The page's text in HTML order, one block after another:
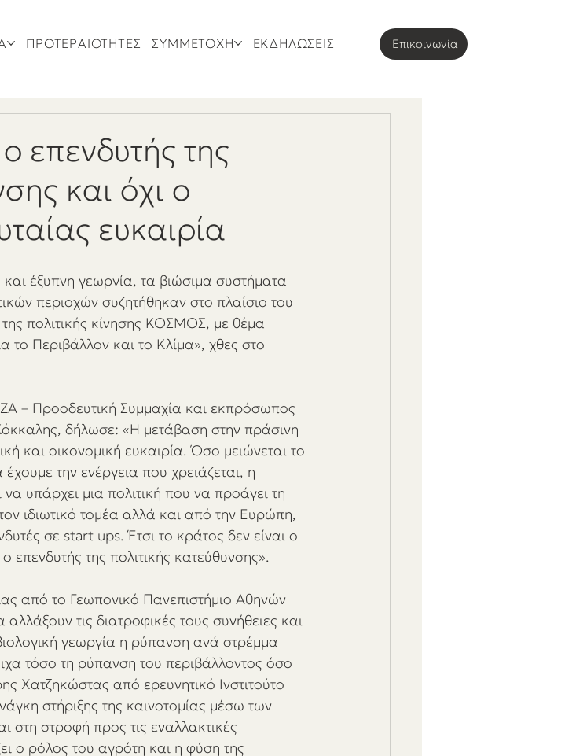
ΠΡΟΤΕΡΑΙΟΤΗΤΕΣ ΣΥΜΜΕΤΟΧΗ ΕΚΔΗΛΩΣΕΙΣ Eπικοινωνία
επενδυτής της
και όχι ο
ευκαιρία
έξυπνη γεωργία, τα βιώσιμα συστήματα
περιοχών συζητήθηκαν στο πλαίσιο του
πολιτικής κίνησης ΚΟΣΜΟΣ, με θέμα
το Περιβάλλον και το Κλίμα», χθες στο
– Προοδευτική Συμμαχία και εκπρόσωπος
δήλωσε: «Η μετάβαση στην πράσινη
και οικονομική ευκαιρία. Όσο μειώνεται το
την ενέργεια που χρειάζεται, η
υπάρχει μια πολιτική που να προάγει τη
ιδιωτικό τομέα αλλά και από την Ευρώπη,
σε start ups. Έτσι το κράτος δεν είναι ο
επενδυτής της πολιτικής κατεύθυνσης».
από το Γεωπονικό Πανεπιστήμιο Αθηνών
τις διατροφικές τους συνήθειες και
γεωργία η ρύπανση ανά στρέμμα
τόσο τη ρύπανση του περιβάλλοντος όσο
Χατζηκώστας από ερευνητικό Ινστιτούτο
στήριξης της καινοτομίας μέσω των
στροφή προς τις εναλλακτικές
ο ρόλος του αγρότη και η φύση της